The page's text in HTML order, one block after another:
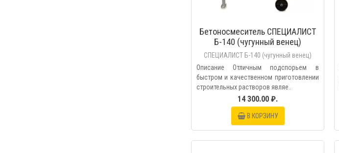
Бетоносмеситель СПЕЦИАЛИСТ
Б-140 (чугунный венец)
СПЕЦИАЛИСТ Б-140 (чугунный венец)
Описание Отличным подспорьем в
быстром и качественном приготовлении
строительных растворов являе..
14 300.00 ₽.
В КОРЗИНУ